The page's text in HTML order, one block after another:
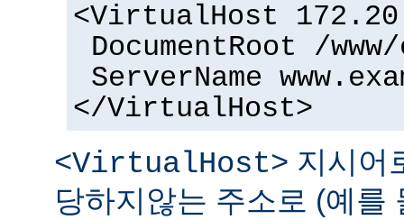
<VirtualHost
DocumentRoot /
ServerName
</VirtualHost>
<VirtualHost> 지시어
당하지않는 주소로 (예를